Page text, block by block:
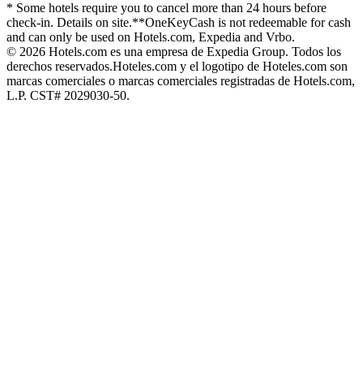
* Some hotels require you to cancel more than 24 hours before
check-in. Details on site.**OneKeyCash is not redeemable for cash
and can only be used on Hotels.com, Expedia and Vrbo.
© 2026 Hotels.com es una empresa de Expedia Group. Todos los
derechos reservados.Hoteles.com y el logotipo de Hoteles.com son
marcas comerciales o marcas comerciales registradas de Hotels.com,
L.P. CST# 2029030-50.